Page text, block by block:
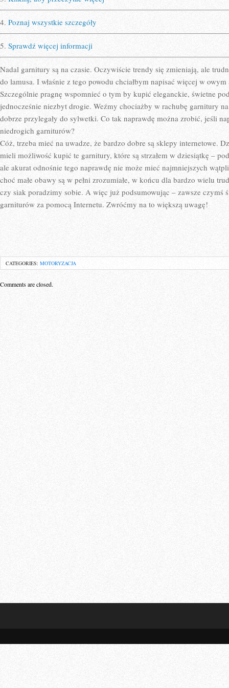
4. Poznaj wszystkie szczegóły
5. Sprawdź więcej informacji
Nadal garnitury są na czasie. Oczywiście trendy się zmieniają, ale
do lamusa. I właśnie z tego powodu chciałbym napisać więcej w
Szczególnie pragnę wspomnieć o tym by kupić eleganckie, świetne
jednocześnie niezbyt drogie. Weźmy chociażby w rachubę garnitury
dobrze przylegały do sylwetki. Co tak naprawdę można zrobić, jeśli
niedrogich garniturów?
Cóż, trzeba mieć na uwadze, że bardzo dobre są sklepy internetowe.
mieli możliwość kupić te garnitury, które są strzałem w dziesiątkę –
ale akurat odnośnie tego naprawdę nie może mieć najmniejszych
choć małe obawy są w pełni zrozumiałe, w końcu dla bardzo wielu
czy siak poradzimy sobie. A więc już podsumowując – zawsze czymś
garniturów za pomocą Internetu. Zwróćmy na to większą uwagę!
CATEGORIES: MOTORYZACJA
Comments are closed.